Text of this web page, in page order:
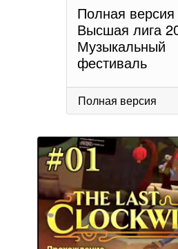
Полная
Высшая лига
Музыкальный
фестиваль
Полная версия